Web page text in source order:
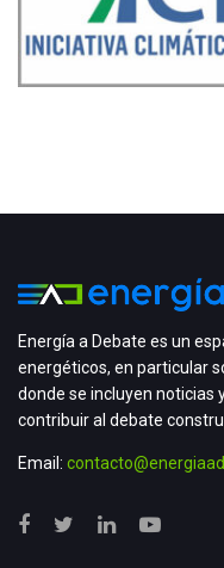
Energía a Debate es un
energéticos, en particular
donde se incluyen noticias
contribuir al debate
Email: